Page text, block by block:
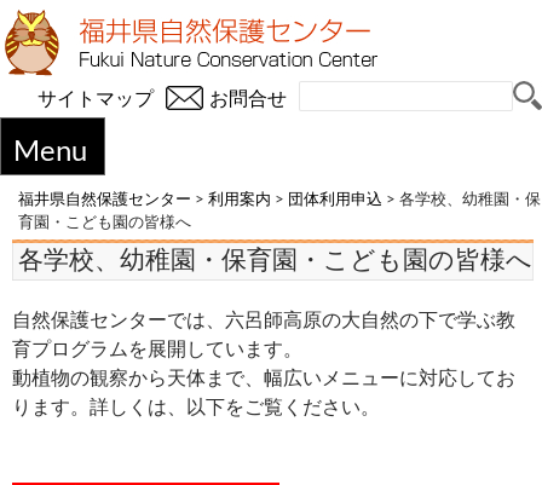
お問合せ
サイトマップ
Menu
福井県自然保護センター > 利用案内 > 団体利用申込 > 各学校、幼稚園・保
育園・こども園の皆様へ
各学校、幼稚園・保育園・こども園の皆様へ
自然保護センターでは、六呂師高原の大自然の下で学ぶ教
育プログラムを展開しています。
動植物の観察から天体まで、幅広いメニューに対応してお
ります。詳しくは、以下をご覧ください。